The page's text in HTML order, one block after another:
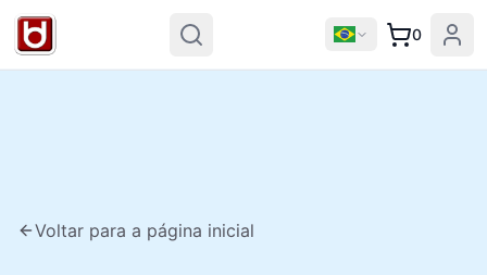
0
Voltar para a página inicial